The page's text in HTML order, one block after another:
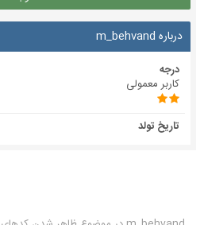
درباره m_behvand
درجه
کاربر معمولی
تاریخ تولد